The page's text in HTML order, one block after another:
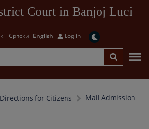
Court in Banjoj Luci
Српски English Log in
Directions for Citizens Mail Admission